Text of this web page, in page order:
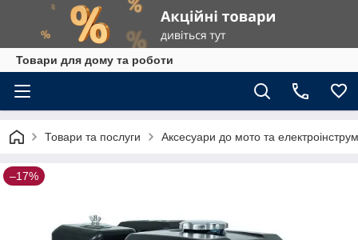
Товари для дому та роботи
Товари та послуги Аксесуари до мото та
–17%